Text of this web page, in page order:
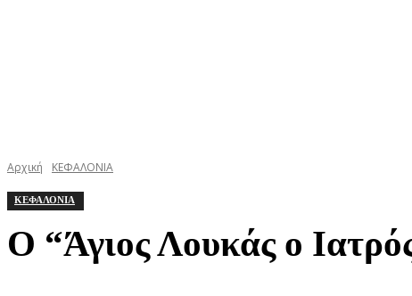
Αρχική ΚΕΦΑΛΟΝΙΑ
ΚΕΦΑΛΟΝΙΑ
Ο “Άγιος Λουκάς ο